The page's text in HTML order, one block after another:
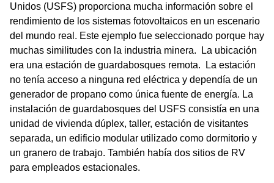
Unidos (USFS) proporciona mucha información sobre el
rendimiento de los sistemas fotovoltaicos en un escenario
del mundo real. Este ejemplo fue seleccionado porque hay
muchas similitudes con la industria minera. La ubicación
era una estación de guardabosques remota. La estación
no tenía acceso a ninguna red eléctrica y dependía de un
generador de propano como única fuente de energía. La
instalación de guardabosques del USFS consistía en una
unidad de vivienda dúplex, taller, estación de visitantes
separada, un edificio modular utilizado como dormitorio y
un granero de trabajo. También había dos sitios de RV
para empleados estacionales.